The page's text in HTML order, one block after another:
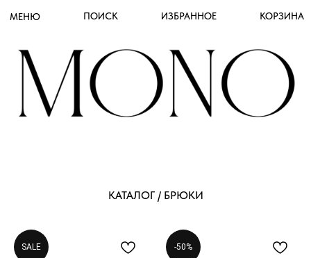
МЕНЮ КОРЗИНА
ПОИСК ИЗБРАННОЕ
КАТАЛОГ / БРЮКИ
SALE -50%